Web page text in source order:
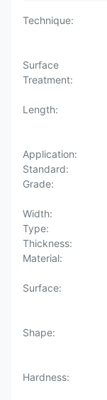
Technique:
Surface
Treatment:
Length:
Application:
Standard:
Grade:
Width:
Type:
Thickness:
Material:
Surface:
Shape:
Hardness: